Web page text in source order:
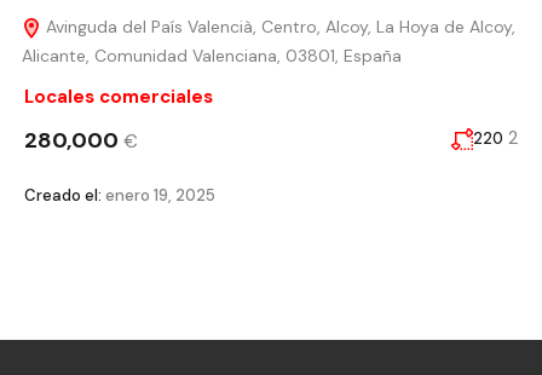
Avinguda del País Valencià, Centro, Alcoy, La Hoya de Alcoy,
Alicante, Comunidad Valenciana, 03801, España
Locales comerciales
280,000 € 220 2
Creado el: enero 19, 2025